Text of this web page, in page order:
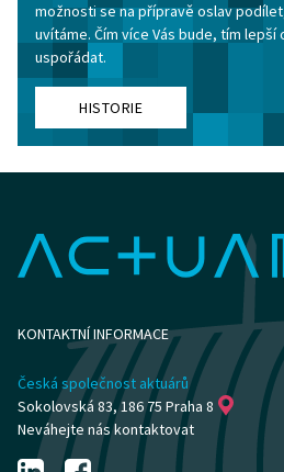
možnosti se na přípravě oslav
uvítáme. Čím více Vás bude, tím lepší
uspořádat.
HISTORIE
KONTAKTNÍ INFORMACE
Česká společnost aktuárů
Sokolovská 83, 186 75 Praha 8
Neváhejte nás kontaktovat